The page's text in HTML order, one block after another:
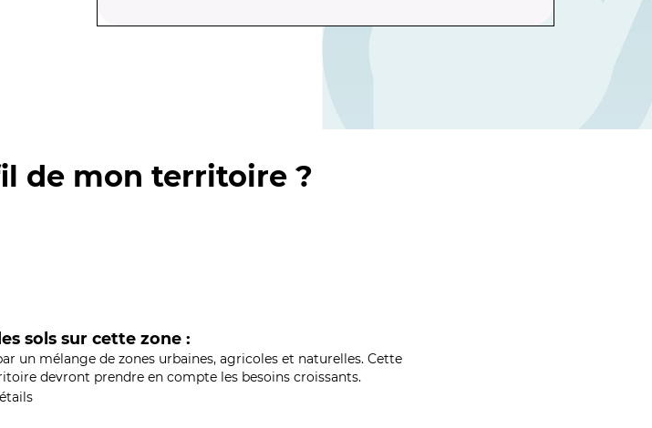
de mon territoire ?
sols sur cette zone :
un mélange de zones urbaines, agricoles et naturelles. Cette
devront prendre en compte les besoins croissants.